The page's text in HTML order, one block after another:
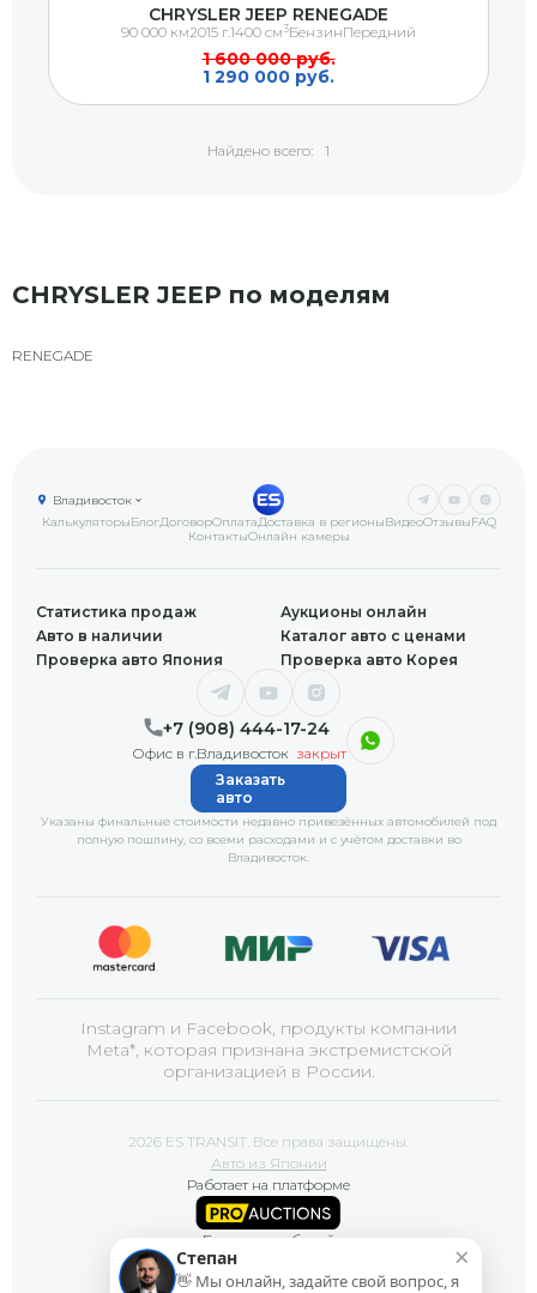
CHRYSLER JEEP RENEGADE
1 600 000 руб.
1 290 000 руб.
90 000 км2015 г.1400 см3БензинПередний
Найдено всего: 1
CHRYSLER JEEP по моделям
RENEGADE
КалькуляторыБлогДоговорОплатаДоставка в регионыВидеоОтзывыFAQ
КонтактыОнлайн камеры
Владивосток
+7 (908) 444-17-24
Офис в г.Владивосток закрыт
Статистика продаж
Аукционы онлайн
Авто в наличии
Каталог авто с ценами
Проверка авто Япония
Проверка авто Корея
Указаны финальные стоимости недавно привезённых автомобилей под
полную пошлину, со всеми расходами и с учётом доставки во
Владивосток.
Заказать
авто
Instagram и Facebook, продукты компании
Meta*, которая признана экстремистской
организацией в России.
2026 ES TRANSIT. Все права защищены.
Авто из Японии
Работает на платформе
Базы автомобилей ×
Степан
👋 Мы онлайн, задайте свой вопрос, я